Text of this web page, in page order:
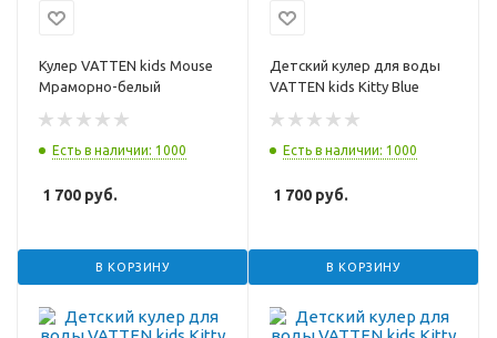
Кулер VATTEN kids Mouse
Мраморно-белый
Есть в наличии: 1000
1 700 руб.
В КОРЗИНУ
Детский кулер для воды
VATTEN kids Kitty Blue
Есть в наличии: 1000
1 700 руб.
В КОРЗИНУ